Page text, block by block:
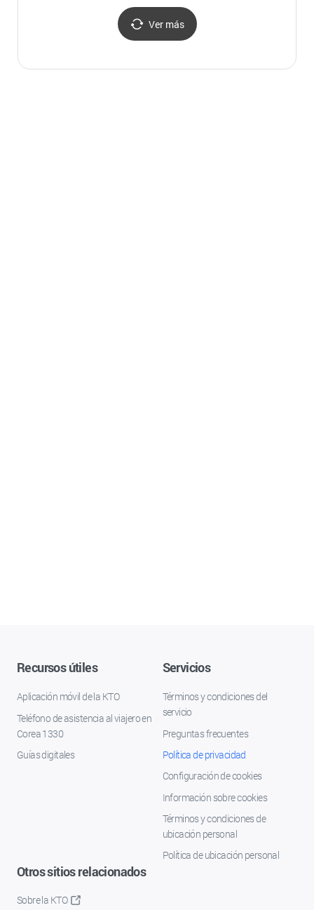
Ver más
Recursos útiles
Aplicación móvil de la KTO
Teléfono de asistencia al viajero en
Corea 1330
Guías digitales
Servicios
Términos y condiciones del
servicio
Preguntas frecuentes
Política de privacidad
Configuración de cookies
Información sobre cookies
Términos y condiciones de
ubicación personal
Política de ubicación personal
Otros sitios relacionados
Sobre la KTO